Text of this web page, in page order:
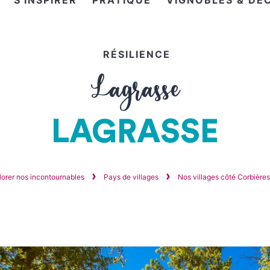
RÉSILIENCE
Lagrasse
LAGRASSE
nos incontournables Pays de villages Nos villages côté Corbières